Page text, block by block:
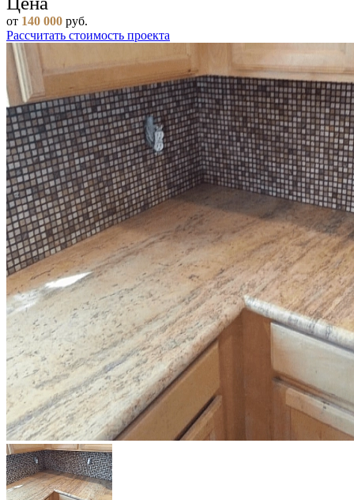
от 140 000 руб.
Рассчитать стоимость проекта